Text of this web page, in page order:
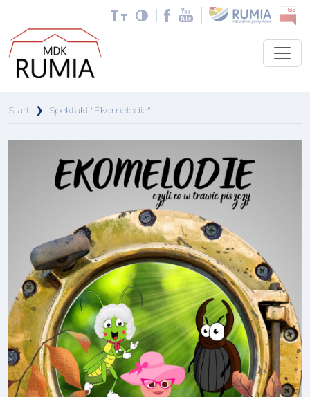
Start ❯ Spektakl "Ekomelodie"